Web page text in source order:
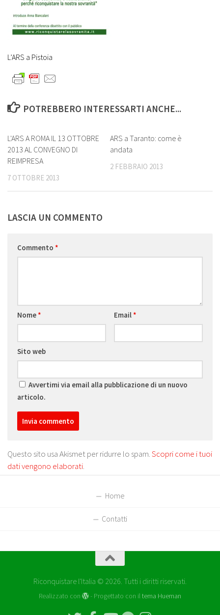
L’ARS a Pistoia
POTREBBERO INTERESSARTI ANCHE...
L'ARS A ROMA IL 13 OTTOBRE
2013 AL CONVEGNO DI
REIMPRESA
7 OTTOBRE 2013
ARS a Taranto: come è
andata
2 FEBBRAIO 2013
LASCIA UN COMMENTO
Commento *
Nome* Email*
Sito web
Avvertimi via email alla pubblicazione di un nuovo
articolo.
Questo sito usa Akismet per ridurre lo spam.Scopri come i tuoi
dati vengono elaborati.
Home
Contatti
Riconquistare l'Italia © 2026. Tutti i diritti riservati.
Realizzato con - Progettato con iltema Hueman